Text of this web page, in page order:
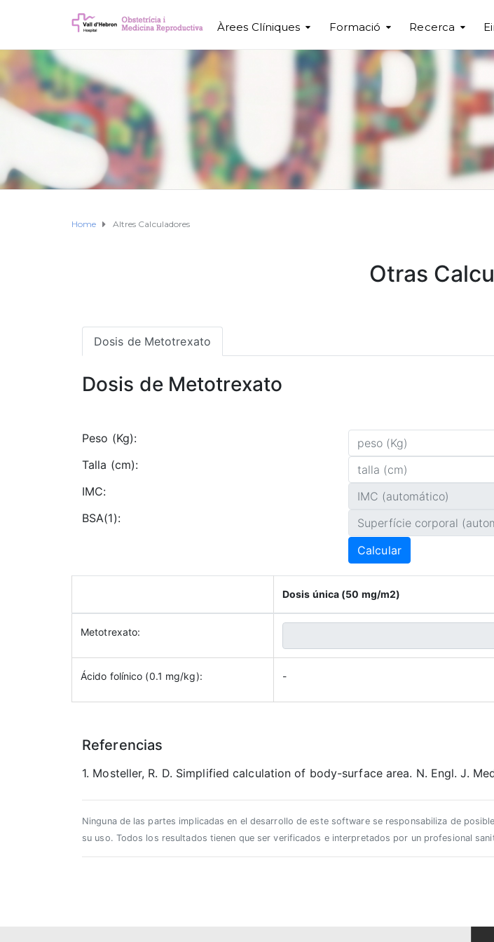
Àrees Clíniques Formació Recerca
Home Altres Calculadores
Otras
Dosis de Metotrexato
Dosis de Metotrexato
Peso (Kg):
Talla (cm):
IMC:
BSA(1):
Calcular
Dosis única (50 mg/m2)
Metotrexato:
Ácido folínico (0.1 mg/kg): -
Referencias
1. Mosteller, R. D. Simplified calculation of body-surface area. N. Engl. J.
Ninguna de las partes implicadas en el desarrollo de este software se responsabiliza de
su uso. Todos los resultados tienen que ser verificados e interpretados por un profesional